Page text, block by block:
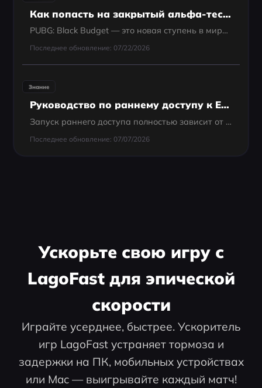
Как попасть на закрытый альфа-тест PUBG: Black Budget
PUBG: Black Budget — это новая ступень в мире шутеров от первого лица для тех, кто ищет свежий вызов. Закрытая альфа будет проходить с ограниченным доступом, поэтому важно подготовиться заранее.
Последнее обновление: 07/22/2026
Знание
Руководство по раннему доступу к EA Sports College Football 27: как начать играть
Запуск раннего доступа полностью зависит от издания игры или типа подписки, которыми вы владеете. Если у вас есть членство MVP+, эксклюзивный доступ начнется 2 июля 2027 года. Для игроков, оформивших предзаказ Deluxe Edition или MVP Bundle, ранний...
Последнее обновление: 07/07/2026
Ускорьте свою игру с
LagoFast для эпической
скорости
Играйте усерднее, быстрее. Ускоритель
игр LagoFast устраняет тормоза и
задержки на ПК, мобильных устройствах
или Mac — выигрывайте каждый матч!